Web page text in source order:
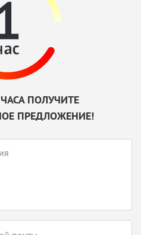
ПОЛУЧИТЕ
ПРЕДЛОЖЕНИЕ!